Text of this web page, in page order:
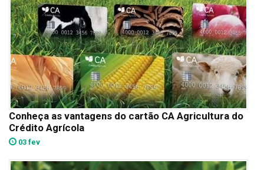
Conheça as vantagens do cartão CA Agricultura do
Crédito Agrícola
03 fev